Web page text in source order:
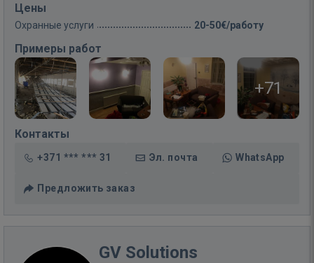
Цены
Охранные услуги 20-50€/работу
Примеры работ
+71
Контакты
+371 *** *** 31 Эл. почта WhatsApp
Предложить заказ
GV Solutions